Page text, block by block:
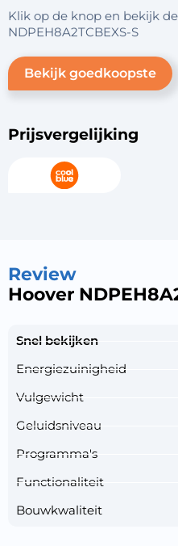
Klik op de knop en bekijk
NDPEH8A2TCBEXS-S
Bekijk goedkoopste
Prijsvergelijking
Review
Hoover
Snel bekijken
Energiezuinigheid
Vulgewicht
Geluidsniveau
Programma's
Functionaliteit
Bouwkwaliteit